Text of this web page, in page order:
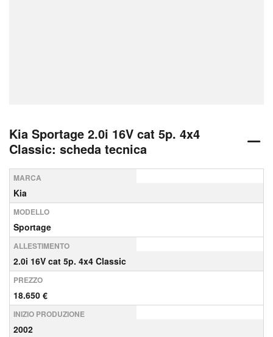
Kia Sportage 2.0i 16V cat 5p. 4x4
Classic: scheda tecnica
MARCA
Kia
MODELLO
Sportage
ALLESTIMENTO
2.0i 16V cat 5p. 4x4 Classic
PREZZO
18.650 €
INIZIO PRODUZIONE
2002